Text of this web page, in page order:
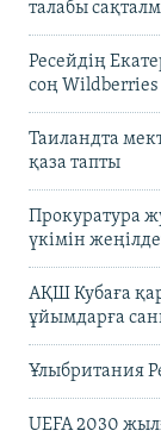
талабы
Ресейдің
соң
Таиландта
қаза тапты
Прокуратура
үкімін
АҚШ Кубаға
ұйымдарға
Ұлыбритания
UEFA 2030